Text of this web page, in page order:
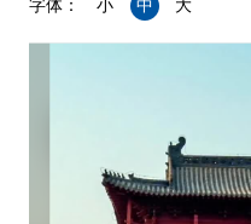
字体： 小 中 大